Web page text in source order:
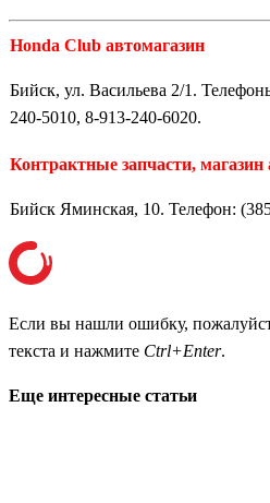
Honda Club автомагазин
Бийск, ул. Васильева 2/1.
240-5010, 8-913-240-6020.
Контрактные запчасти, магазин
Бийск Яминская, 10. Телефон:
Если вы нашли ошибку,
текста и нажмите Ctrl+Enter.
Еще интересные статьи